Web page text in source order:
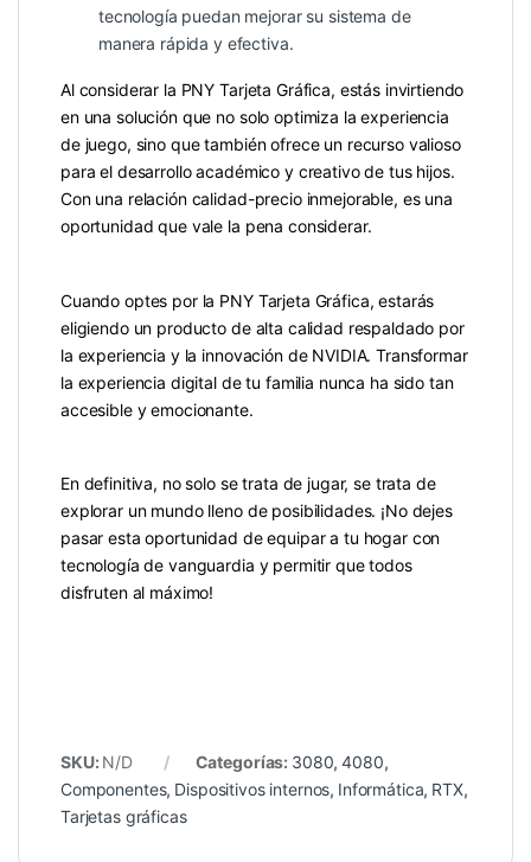
tecnología puedan mejorar su sistema de
manera rápida y efectiva.
Al considerar la PNY Tarjeta Gráfica, estás invirtiendo
en una solución que no solo optimiza la experiencia
de juego, sino que también ofrece un recurso valioso
para el desarrollo académico y creativo de tus hijos.
Con una relación calidad-precio inmejorable, es una
oportunidad que vale la pena considerar.
Cuando optes por la PNY Tarjeta Gráfica, estarás
eligiendo un producto de alta calidad respaldado por
la experiencia y la innovación de NVIDIA. Transformar
la experiencia digital de tu familia nunca ha sido tan
accesible y emocionante.
En definitiva, no solo se trata de jugar, se trata de
explorar un mundo lleno de posibilidades. ¡No dejes
pasar esta oportunidad de equipar a tu hogar con
tecnología de vanguardia y permitir que todos
disfruten al máximo!
SKU: N/D Categorías: 3080,4080,
Componentes, Dispositivos internos, Informática, RTX,
Tarjetas gráficas